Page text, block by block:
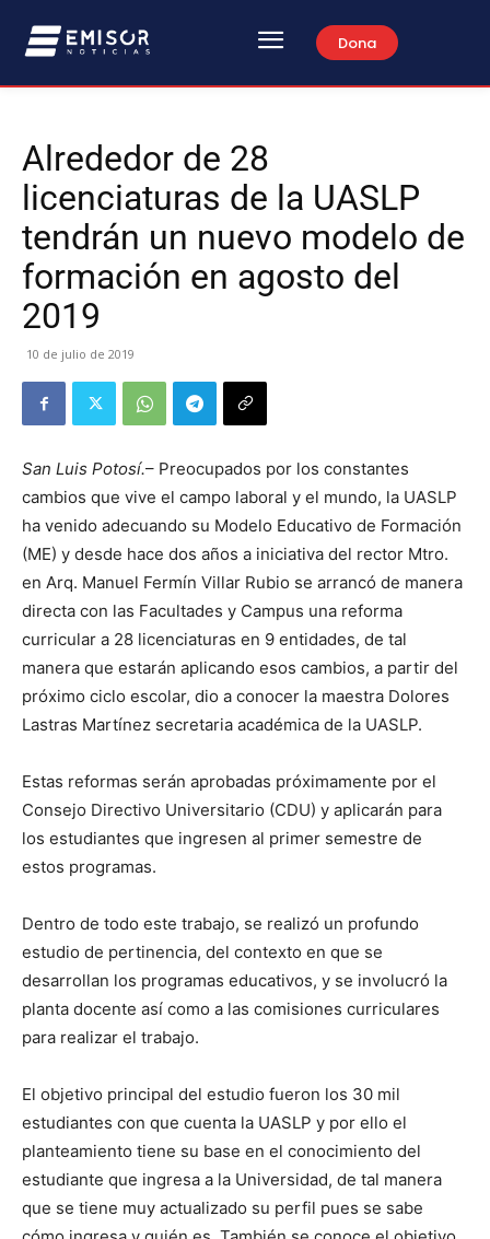
Dona
Alrededor de 28
licenciaturas de la UASLP
tendrán un nuevo modelo de
formación en agosto del
2019
10 de julio de 2019
San Luis Potosí.– Preocupados por los constantes
cambios que vive el campo laboral y el mundo, la UASLP
ha venido adecuando su Modelo Educativo de Formación
(ME) y desde hace dos años a iniciativa del rector Mtro.
en Arq. Manuel Fermín Villar Rubio se arrancó de manera
directa con las Facultades y Campus una reforma
curricular a 28 licenciaturas en 9 entidades, de tal
manera que estarán aplicando esos cambios, a partir del
próximo ciclo escolar, dio a conocer la maestra Dolores
Lastras Martínez secretaria académica de la UASLP.
Estas reformas serán aprobadas próximamente por el
Consejo Directivo Universitario (CDU) y aplicarán para
los estudiantes que ingresen al primer semestre de
estos programas.
Dentro de todo este trabajo, se realizó un profundo
estudio de pertinencia, del contexto en que se
desarrollan los programas educativos, y se involucró la
planta docente así como a las comisiones curriculares
para realizar el trabajo.
El objetivo principal del estudio fueron los 30 mil
estudiantes con que cuenta la UASLP y por ello el
planteamiento tiene su base en el conocimiento del
estudiante que ingresa a la Universidad, de tal manera
que se tiene muy actualizado su perfil pues se sabe